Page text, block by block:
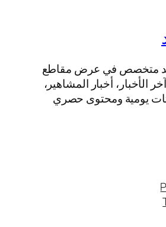
متخصص في عرض مقاطع
الأخبار، أخبار المشاهير،
يومية ومحتوى حصري